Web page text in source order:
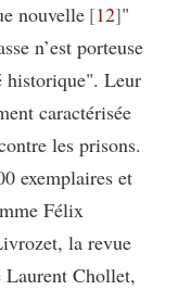
nouvelle 12 "
n’est porteuse
historique". Leur
caractérisée
les prisons.
exemplaires et
Félix
la revue
Laurent Chollet,